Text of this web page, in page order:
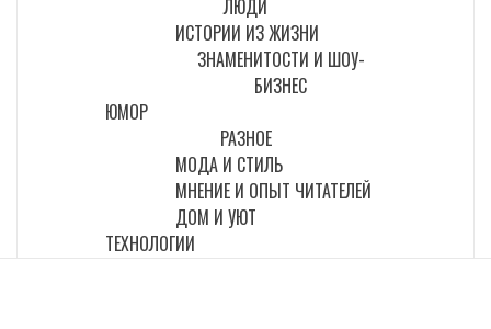
ЛЮДИ
ИСТОРИИ ИЗ ЖИЗНИ
ЗНАМЕНИТОСТИ И ШОУ-
БИЗНЕС
ЮМОР
РАЗНОЕ
МОДА И СТИЛЬ
МНЕНИЕ И ОПЫТ ЧИТАТЕЛЕЙ
ДОМ И УЮТ
ТЕХНОЛОГИИ